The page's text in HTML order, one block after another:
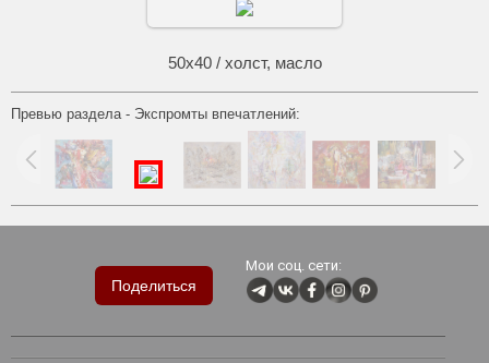
размере 700x520
50х40 / холст, масло
Превью раздела - Экспромты впечатлений:
Поделиться
Мои соц. сети: